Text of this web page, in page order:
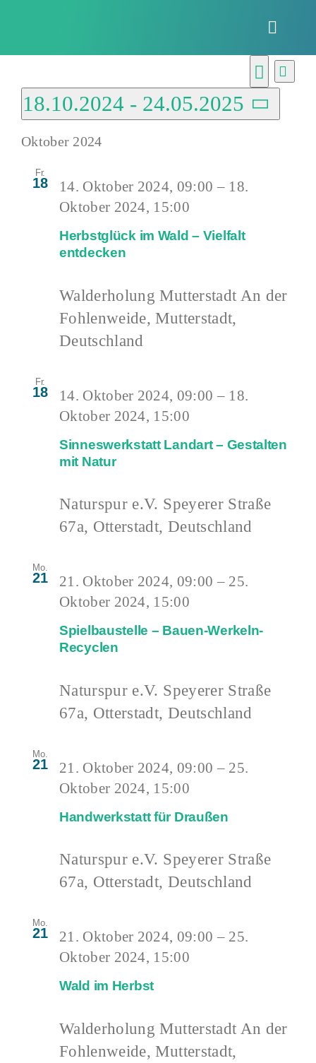
Toggle
Suche
Suche
Liste
18.10.2024 - 24.05.2025
Datum
wählen.
Oktober 2024
Fr.
18
Herbstglück im Wald – Vielfalt
entdecken
14. Oktober 2024, 09:00 – 18.
Oktober 2024, 15:00
Walderholung Mutterstadt An der
Fohlenweide, Mutterstadt,
Deutschland
Fr.
18
Sinneswerkstatt Landart – Gestalten
mit Natur
14. Oktober 2024, 09:00 – 18.
Oktober 2024, 15:00
Naturspur e.V. Speyerer Straße
67a, Otterstadt, Deutschland
Mo.
21
Spielbaustelle – Bauen-Werkeln-
Recyclen
21. Oktober 2024, 09:00 – 25.
Oktober 2024, 15:00
Naturspur e.V. Speyerer Straße
67a, Otterstadt, Deutschland
Mo.
21
Handwerkstatt für Draußen
21. Oktober 2024, 09:00 – 25.
Oktober 2024, 15:00
Naturspur e.V. Speyerer Straße
67a, Otterstadt, Deutschland
Mo.
21
Wald im Herbst
21. Oktober 2024, 09:00 – 25.
Oktober 2024, 15:00
Walderholung Mutterstadt An der
Fohlenweide, Mutterstadt,